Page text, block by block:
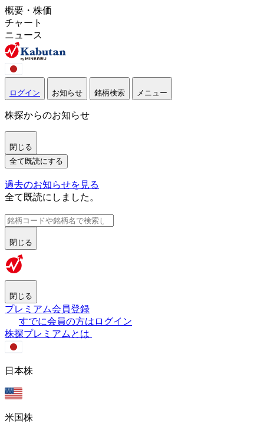
概要・株価
チャート
ニュース
ログイン お知らせ 銘柄検索 メニュー
株探からのお知らせ
閉じる
全て既読にする
過去のお知らせを見る
全て既読にしました。
閉じる
閉じる
プレミアム会員登録
すでに会員の方はログイン
株探プレミアムとは
日本株
米国株